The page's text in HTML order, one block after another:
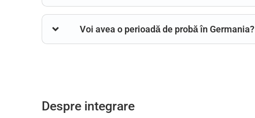
Voi avea o perioadă de probă în Germania?
Despre integrare